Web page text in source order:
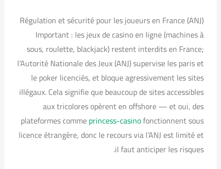
Régulation et sécurité pour les joueurs en France (ANJ)
Important : les jeux de casino en ligne (machines à
sous, roulette, blackjack) restent interdits en France;
l’Autorité Nationale des Jeux (ANJ) supervise les paris et
le poker licenciés, et bloque agressivement les sites
illégaux. Cela signifie que beaucoup de sites accessibles
aux tricolores opèrent en offshore — et oui, des
plateformes commeprincess-casinofonctionnent sous
licence étrangère, donc le recours via l’ANJ est limité et
il faut anticiper les risques.